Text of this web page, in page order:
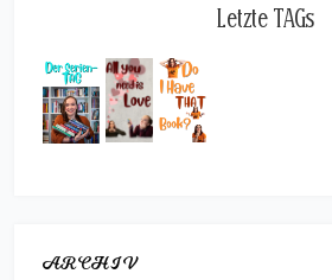
Letzte TAGs
ARCHIV